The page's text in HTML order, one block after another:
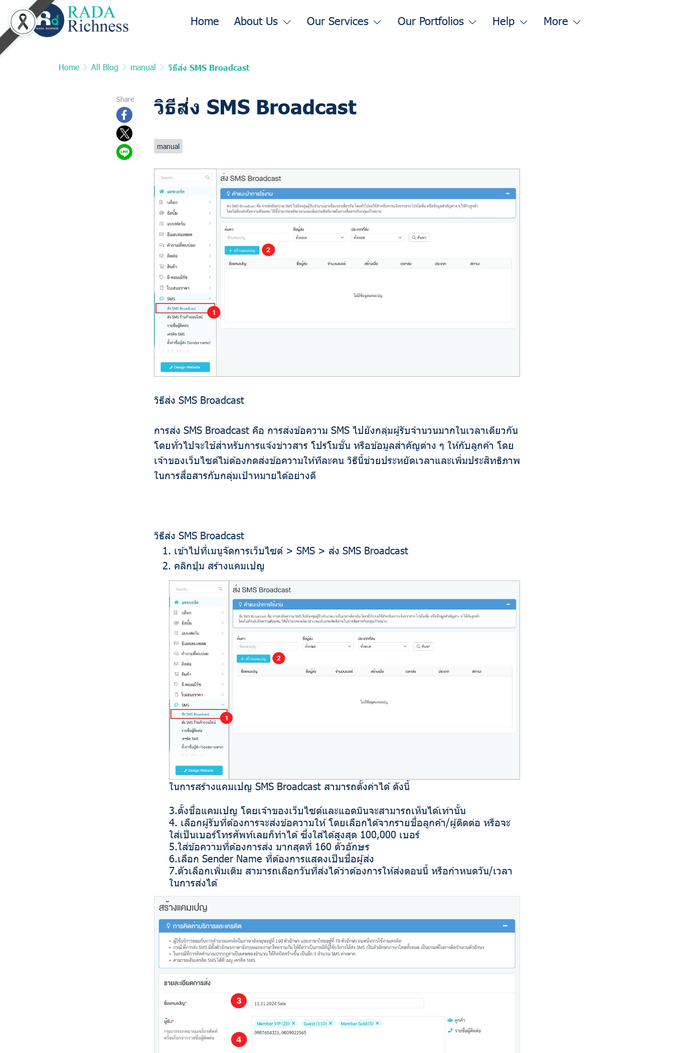
Home About Us Our Services Our Portfolios Help More
Home All Blog manual วิธีส่ง SMS Broadcast
Share วิธีส่ง SMS Broadcast
manual
วิธีส่ง SMS Broadcast
การส่ง SMS Broadcast คือ การส่งข้อความ SMS ไปยังกลุ่มผู้รับจำนวนมากในเวลาเดียวกัน
โดยทั่วไปจะใช้สำหรับการแจ้งข่าวสาร โปรโมชั่น หรือข้อมูลสำคัญต่าง ๆ ให้กับลูกค้า โดย
เจ้าของเว็บไซต์ไม่ต้องกดส่งข้อความให้ทีละคน วิธีนี้ช่วยประหยัดเวลาและเพิ่มประสิทธิภาพ
ในการสื่อสารกับกลุ่มเป้าหมายได้อย่างดี
วิธีส่ง SMS Broadcast
เข้าไปที่เมนูจัดการเว็บไซต์ > SMS > ส่ง SMS Broadcast
คลิกปุ่ม สร้างแคมเปญ
ในการสร้างแคมเปญ SMS Broadcast สามารถตั้งค่าได้ ดังนี้
3.ตั้งชื่อแคมเปญ โดยเจ้าของเว็บไซต์และแอดมินจะสามารถเห็นได้เท่านั้น
4. เลือกผู้รับที่ต้องการจะส่งข้อความให้ โดยเลือกได้จากรายชื่อลูกค้า/ผู้ติดต่อ หรือจะ
ใส่เป็นเบอร์โทรศัพท์เลยก็ทำได้ ซึ่งใส่ได้สูงสุด 100,000 เบอร์
5.ใส่ข้อความที่ต้องการส่ง มากสุดที่ 160 ตัวอักษร
6.เลือก Sender Name ที่ต้องการแสดงเป็นชื่อผู้ส่ง
7.ตัวเลือกเพิ่มเติม สามารถเลือกวันที่ส่งได้ว่าต้องการให้ส่งตอนนี้ หรือกำหนดวัน/เวลา
ในการส่งได้